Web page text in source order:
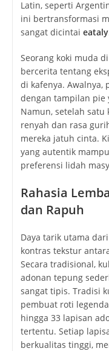
Latin, seperti
ini bertransformasi
sangat dicintai eataly
Seorang koki muda
bercerita tentang
di kafenya. Awalnya,
dengan tampilan pie
Namun, setelah satu
renyah dan rasa
mereka jatuh cinta.
yang autentik
preferensi lidah
Rahasia
dan Rapuh
Daya tarik utama
kontras tekstur
Secara tradisional,
adonan tepung
sangat tipis. Tradisi
pembuat roti
hingga 33 lapisan
tertentu. Setiap
berkualitas tinggi,